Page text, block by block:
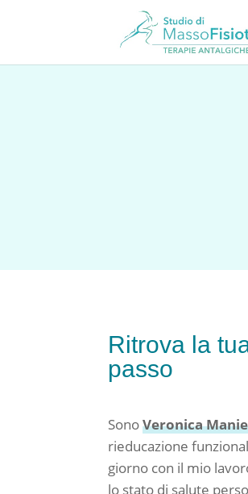
Ritrova la
passo
SonoVeronica
rieducazione
giorno con il mio
lo stato di salute